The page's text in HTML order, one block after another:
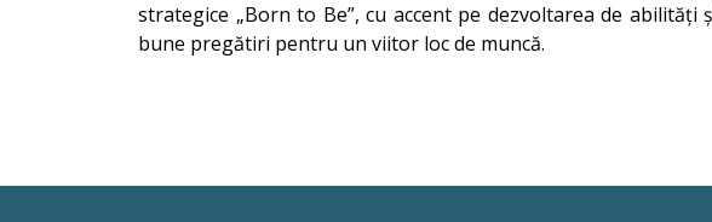
strategice „Born to Be”, cu accent pe dezvoltarea de
bune pregătiri pentru un viitor loc de muncă.